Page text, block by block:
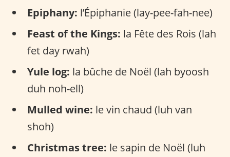
Epiphany: l’Épiphanie (lay-pee-fah-nee)
Feast of the Kings: la Fête des Rois (lah
fet day rwah)
Yule log: la bûche de Noël (lah byoosh
duh noh-ell)
Mulled wine: le vin chaud (luh van
shoh)
Christmas tree: le sapin de Noël (luh